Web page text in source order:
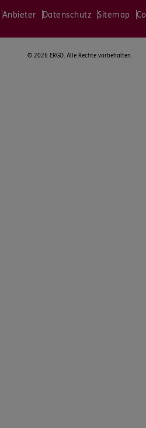
Anbieter Datenschutz Sitemap
© 2026 ERGO. Alle Rechte vorbehalten.